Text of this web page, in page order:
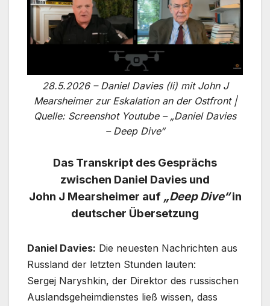
28.5.2026 – Daniel Davies (li) mit John J
Mearsheimer zur Eskalation an der Ostfront |
Quelle: Screenshot Youtube – „Daniel Davies
– Deep Dive“
Das Transkript des Gesprächs
zwischen Daniel Davies und
John J Mearsheimer auf „Deep Dive“in
deutscher Übersetzung
Daniel Davies: Die neuesten Nachrichten aus
Russland der letzten Stunden lauten:
Sergej Naryshkin, der Direktor des russischen
Auslandsgeheimdienstes ließ wissen, dass